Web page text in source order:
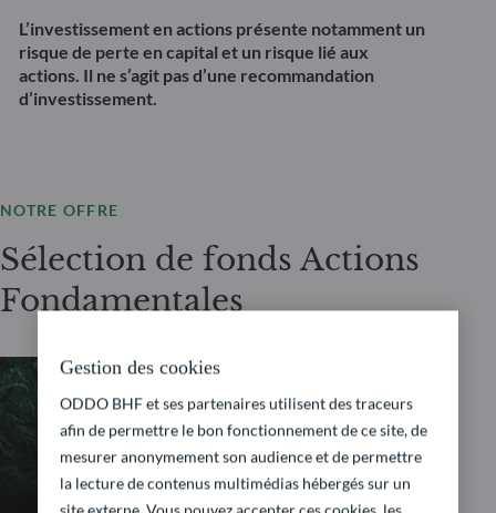
L’investissement en actions présente notamment un
risque de perte en capital et un risque lié aux
actions. Il ne s’agit pas d’une recommandation
d’investissement.
NOTRE OFFRE
Sélection de fonds Actions
Fondamentales
ODDO BHF Avenir
Gestion des cookies
ODDO BHF et ses partenaires utilisent des traceurs
afin de permettre le bon fonctionnement de ce site, de
mesurer anonymement son audience et de permettre
la lecture de contenus multimédias hébergés sur un